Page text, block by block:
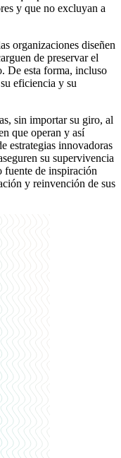
y que no excluyan a
organizaciones diseñen
de preservar el
De esta forma, incluso
eficiencia y su
sin importar su giro, al
que operan y así
estrategias innovadoras
su supervivencia
fuente de inspiración
y reinvención de sus